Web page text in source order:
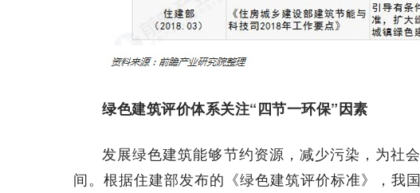
绿色建筑评价体系关注“四节一环保”因素
发展绿色建筑能够节约资源，减少污染，为社
间。根据住建部发布的《绿色建筑评价标准》，我